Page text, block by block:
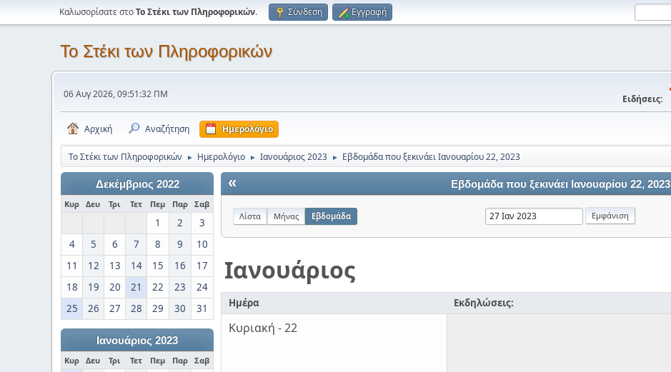
Καλωσορίσατε στοΤο Στέκι των Πληροφορικών. Σύνδεση Εγγραφή
Το Στέκι των Πληροφορικών
06 Αυγ 2026, 09:51:32 ΠΜ Ειδήσεις:
Αρχική Αναζήτηση Ημερολόγιο
Το Στέκι των Πληροφορικών ► Ημερολόγιο ► Ιανουάριος 2023 ► Εβδομάδα που ξεκινάει Ιανουαρίου 22, 2023
Δεκέμβριος 2022
Κυρ Δευ Τρι Τετ Πεμ Παρ Σαβ
1 2
3
4
5 6 7 8 9
10
11
12 13 14 15 16
17
18
19 20 21 22 23
24
25
26 27 28 29 30 31
Ιανουάριος 2023
Κυρ Δευ Τρι Τετ Πεμ Παρ Σαβ
« Εβδομάδα που ξεκινάει Ιανουαρίου 22, 2023
Λίστα Μήνας Εβδομάδα
Ιανουάριος
Ημέρα Εκδηλώσεις:
Κυριακή - 22